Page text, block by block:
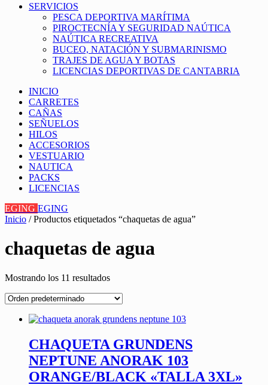
SERVICIOS
PESCA DEPORTIVA MARÍTIMA
PIROCTECNÍA Y SEGURIDAD NAÚTICA
NAÚTICA RECREATIVA
BUCEO, NATACIÓN Y SUBMARINISMO
TRAJES DE AGUA Y BOTAS
LICENCIAS DEPORTIVAS DE CANTABRIA
INICIO
CARRETES
CAÑAS
SEÑUELOS
HILOS
ACCESORIOS
VESTUARIO
NAUTICA
PACKS
LICENCIAS
EGING EGING
Inicio / Productos etiquetados “chaquetas de agua”
chaquetas de agua
Mostrando los 11 resultados
CHAQUETA GRUNDENS
NEPTUNE ANORAK 103
ORANGE/BLACK «TALLA 3XL»